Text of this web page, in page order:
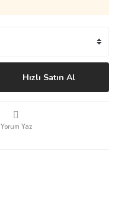
Hızlı Satın Al
Yorum Yaz